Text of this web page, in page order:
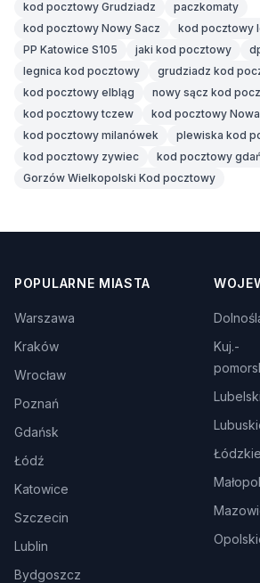
kod pocztowy Grudziadz
paczkomaty
kod pocztowy Nowy Sacz
kod pocztowy
PP Katowice S105
jaki kod pocztowy
legnica kod pocztowy
grudziadz kod
kod pocztowy elbląg
nowy sącz kod
kod pocztowy tczew
kod pocztowy
kod pocztowy milanówek
plewiska kod
kod pocztowy zywiec
kod pocztowy
Gorzów Wielkopolski Kod pocztowy
POPULARNE MIASTA
Warszawa
Kraków
Wrocław
Poznań
Gdańsk
Łódź
Katowice
Szczecin
Lublin
Bydgoszcz
Kuj.-
Łódzkie